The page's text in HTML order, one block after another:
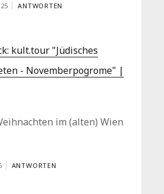
ANTWORTEN
kult.tour "Jüdisches
- Novemberpogrome" |
im (alten) Wien
ANTWORTEN